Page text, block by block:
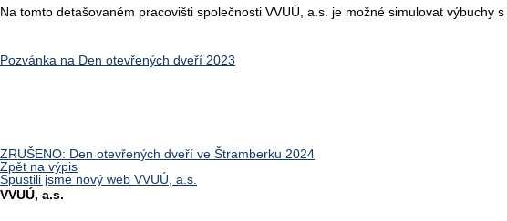
Na tomto detašovaném pracovišti společnosti VVUÚ, a.s. je možné simulovat
Pozvánka na Den otevřených dveří 2023
ZRUŠENO: Den otevřených dveří ve Štramberku 2024
Zpět na výpis
Spustili jsme nový web VVUÚ, a.s.
VVUÚ, a.s.